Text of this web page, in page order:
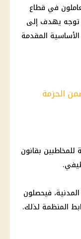
في قطاع
توجه يهدف إلى
المقدمة
الحزمة
للمخاطبين بقانون
فيحصلون